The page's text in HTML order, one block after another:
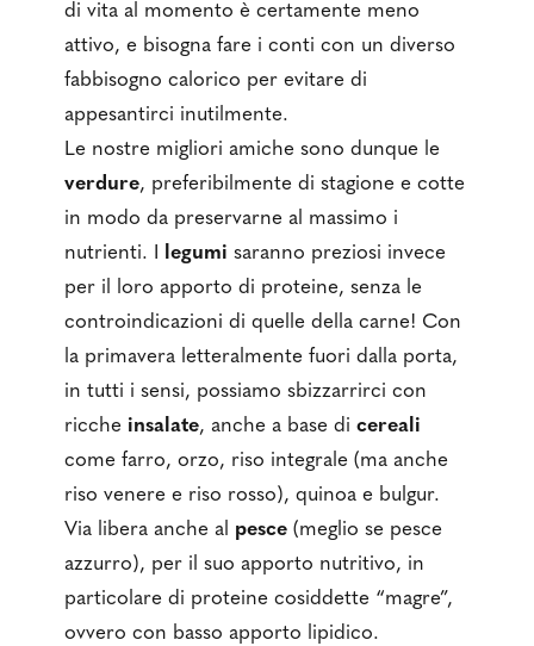
di vita al momento è certamente meno
attivo, e bisogna fare i conti con un diverso
fabbisogno calorico per evitare di
appesantirci inutilmente.
Le nostre migliori amiche sono dunque le
verdure, preferibilmente di stagione e cotte
in modo da preservarne al massimo i
nutrienti. I
legumi saranno preziosi invece
per il loro apporto di proteine, senza le
controindicazioni di quelle della carne! Con
la primavera letteralmente fuori dalla porta,
in tutti i sensi, possiamo sbizzarrirci con
ricche insalate, anche a base dicereali
come farro, orzo, riso integrale (ma anche
riso venere e riso rosso), quinoa e bulgur.
Via libera anche al pesce (meglio se pesce
azzurro), per il suo apporto nutritivo, in
particolare di proteine cosiddette “magre”,
ovvero con basso apporto lipidico.